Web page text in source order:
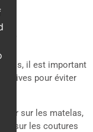
il est important
pour éviter
sur les matelas,
sur les coutures